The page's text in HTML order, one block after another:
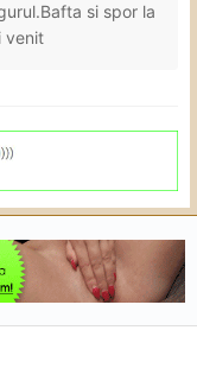
si spor la
venit